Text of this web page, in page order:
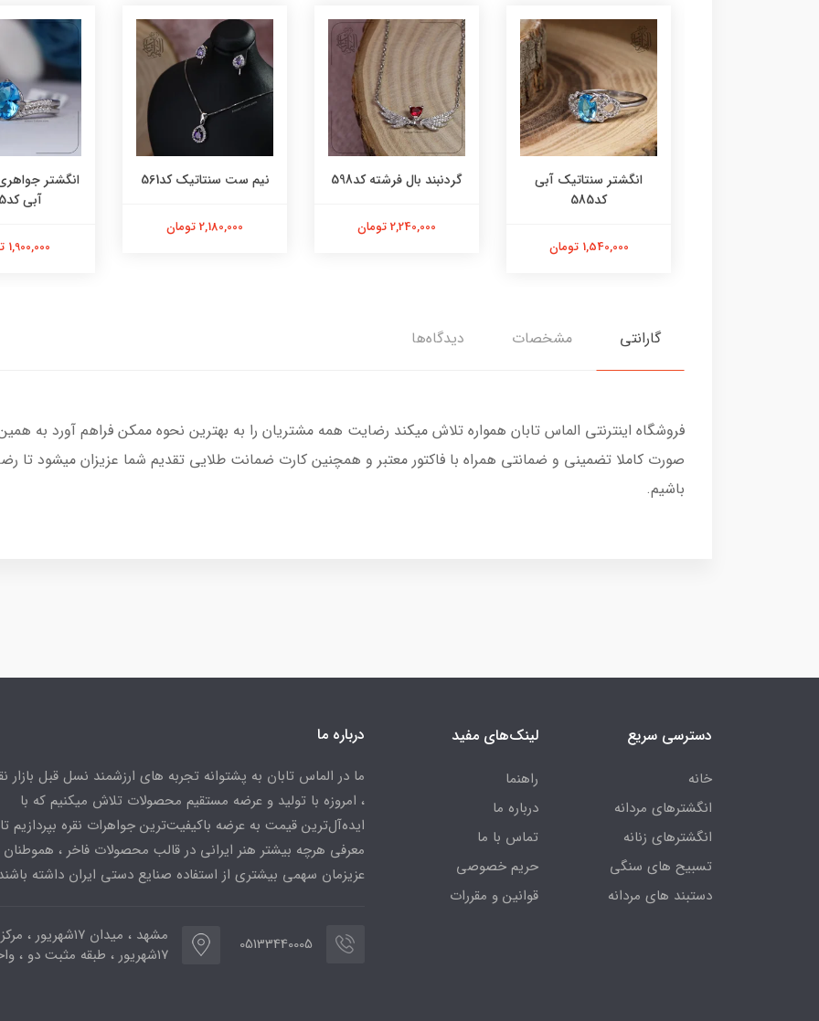
انگشتر سنتاتیک آبی
کد585
1,540,000 تومان
گردنبند بال فرشته کد598
2,240,000 تومان
نیم ست سنتاتیک کد561
2,180,000 تومان
انگشتر
آبی کد565
1,900,000 تومان
گارانتی مشخصات دیدگاه‌ها
فروشگاه اینترنتی الماس تابان همواره تلاش میکند رضایت همه مشتریان را به بهترین نحوه ممکن فراهم آورد به
صورت کاملا تضمینی و ضمانتی همراه با فاکتور معتبر و همچنین کارت ضمانت طلایی تقدیم شما عزیزان میشود تا
باشیم.
دسترسی سریع
خانه
انگشترهای مردانه
انگشترهای زنانه
تسبیح های سنگی
دستبند های مردانه
لینک‌های مفید
راهنما
درباره ما
تماس با ما
حریم خصوصی
قوانین و مقررات
درباره ما
ما در الماس تابان به پشتوانه تجربه های ارزشمند نسل قبل بازار
، امروزه با تولید و عرضه مستقیم محصولات تلاش میکنیم که با
ایده‌آل‌ترین قیمت به عرضه باکیفیت‌ترین جواهرات نقره بپردازیم تا
معرفی هرچه بیشتر هنر ایرانی در قالب محصولات فاخر ، هموطنان
عزیزمان سهمی بیشتری از استفاده صنایع دستی ایران داشته
05133440005
مشهد ، میدان ۱۷شهریور
۱۷شهریور ، طبقه مثبت دو ، واحد ۷۷۳